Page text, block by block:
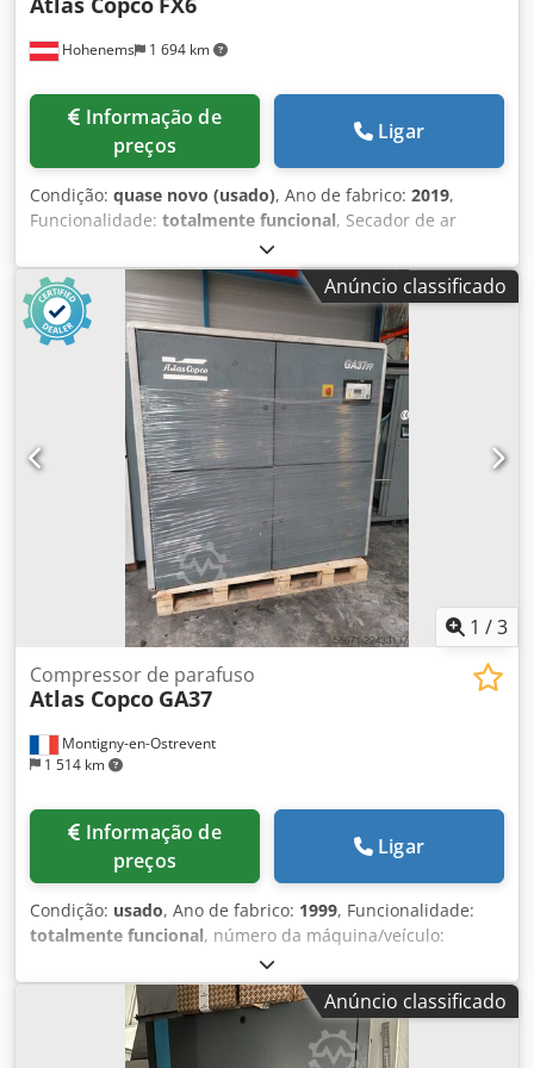
Hohenems 1 694 km
preços
Ligar
Condição: quase novo (usado), Ano de fabrico: 2019,
Funcionalidade: totalmente funcional, Secador de ar
refrigerado Atlas Copco FX6, usado. Dsdpszrtbiefx Ai Tjck
2,34 m³/min 14 bar Ano de fabrico: 2019
Anúncio classificado
1 /3
Montigny-en-Ostrevent
1 514 km
Compressor de parafuso
Atlas Copco GA37
preços
Ligar
Condição: usado, Ano de fabrico: 1999, Funcionalidade:
totalmente funcional, número da máquina/veículo:
37 kW (50,31 cv)
funcionamento:7 barra, Equipamento:Placa de
identificação disponível, compressor, sistema de ar
comprimido, O compressor lubrificado Atlas Copco GA37 é
uma máquina potente e fiável, concebida para oferecer
Anúncio classificado